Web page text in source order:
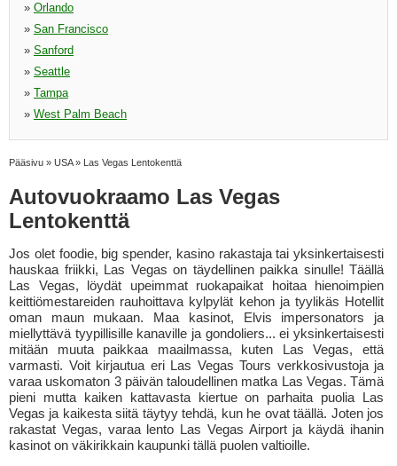
» Orlando
» San Francisco
» Sanford
» Seattle
» Tampa
» West Palm Beach
Pääsivu » USA» Las Vegas Lentokenttä
Autovuokraamo Las Vegas
Lentokenttä
Jos olet foodie, big spender, kasino rakastaja tai yksinkertaisesti
hauskaa friikki, Las Vegas on täydellinen paikka sinulle! Täällä
Las Vegas, löydät upeimmat ruokapaikat hoitaa hienoimpien
keittiömestareiden rauhoittava kylpylät kehon ja tyylikäs Hotellit
oman maun mukaan. Maa kasinot, Elvis impersonators ja
miellyttävä tyypillisille kanaville ja gondoliers... ei yksinkertaisesti
mitään muuta paikkaa maailmassa, kuten Las Vegas, että
varmasti. Voit kirjautua eri Las Vegas Tours verkkosivustoja ja
varaa uskomaton 3 päivän taloudellinen matka Las Vegas. Tämä
pieni mutta kaiken kattavasta kiertue on parhaita puolia Las
Vegas ja kaikesta siitä täytyy tehdä, kun he ovat täällä. Joten jos
rakastat Vegas, varaa lento Las Vegas Airport ja käydä ihanin
kasinot on väkirikkain kaupunki tällä puolen valtioille.